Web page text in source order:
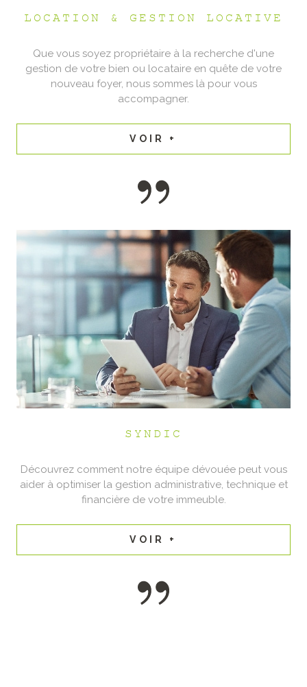
LOCATION & GESTION LOCATIVE
Que vous soyez propriétaire à la recherche d'une
gestion de votre bien ou locataire en quête de votre
nouveau foyer, nous sommes là pour vous
accompagner.
VOIR +
SYNDIC
Découvrez comment notre équipe dévouée peut vous
aider à optimiser la gestion administrative, technique et
financière de votre immeuble.
VOIR +